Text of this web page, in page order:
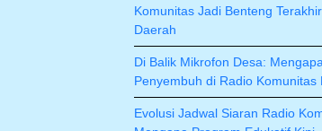
Komunitas Jadi Benteng
Daerah
Di Balik Mikrofon Desa:
Penyembuh di Radio Komunitas
Evolusi Jadwal Siaran Radio